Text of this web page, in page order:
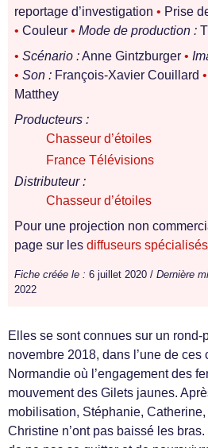
reportage d’investigation • Prise
• Couleur • Mode de production :
• Scénario :Anne Gintzburger •
• Son : François-Xavier Couillard •
Matthey
Producteurs :
Chasseur d’étoiles
France Télévisions
Distributeur :
Chasseur d’étoiles
Pour une projection non
page sur les diffuseurs spécialisés
Fiche créée le : 6 juillet 2020 / Dernière
2022
Elles se sont connues sur un rond-
novembre 2018, dans l’une de ces
Normandie où l’engagement des
mouvement des Gilets jaunes.
mobilisation, Stéphanie,
Christine n’ont pas baissé les